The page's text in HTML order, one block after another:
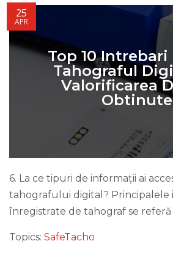
25
APR
Top 10
Tahograful
Valorificarea
Obtinute
6. La ce tipuri de informații ai
tahografului digital? Principalele
înregistrate de tahograf se referă
Topics: SafeTacho